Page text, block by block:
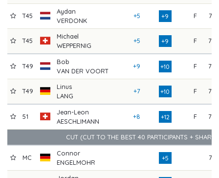
T45
Aydan
VERDONK
+5 +9 F 74
T45
Michael
WEPPERNIG
+5 +9 F 77
T49
Bob
VAN DER VOORT
+9 +10 F 73
T49
Linus
LANG
+7 +10 F 73
51
Jean-Leon
AESCHLIMANN
+8 +12 F 77
CUT (CUT TO THE BEST 40 PARTICIPANTS +
MC
Connor
ENGELMOHR
+5 74